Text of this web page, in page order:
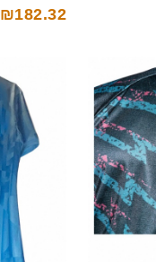
₪182.32